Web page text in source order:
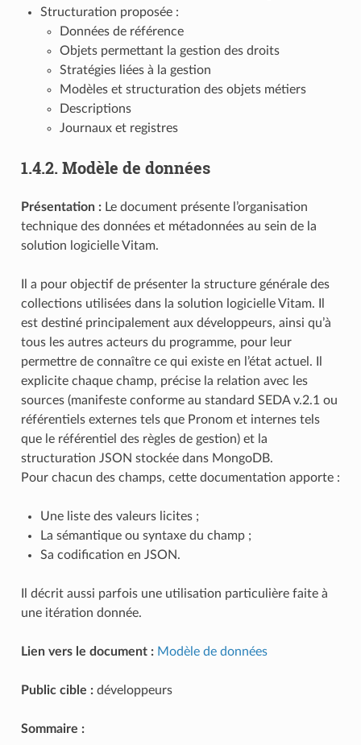
Structuration proposée :
Données de référence
Objets permettant la gestion des droits
Stratégies liées à la gestion
Modèles et structuration des objets métiers
Descriptions
Journaux et registres
1.4.2. Modèle de données
Présentation :Le document présente l’organisation
technique des données et métadonnées au sein de la
solution logicielle Vitam.
Il a pour objectif de présenter la structure générale des
collections utilisées dans la solution logicielle Vitam. Il
est destiné principalement aux développeurs, ainsi qu’à
tous les autres acteurs du programme, pour leur
permettre de connaître ce qui existe en l’état actuel. Il
explicite chaque champ, précise la relation avec les
sources (manifeste conforme au standard SEDA v.2.1 ou
référentiels externes tels que Pronom et internes tels
que le référentiel des règles de gestion) et la
structuration JSON stockée dans MongoDB.
Pour chacun des champs, cette documentation apporte :
Une liste des valeurs licites ;
La sémantique ou syntaxe du champ ;
Sa codification en JSON.
Il décrit aussi parfois une utilisation particulière faite à
une itération donnée.
Lien vers le document : Modèle de données
Public cible :développeurs
Sommaire :